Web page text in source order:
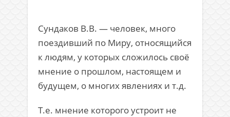
Сундаков В.В. — человек, много
поездивший по Миру, относящийся
к людям, у которых сложилось своё
мнение о прошлом, настоящем и
будущем, о многих явлениях и т.д.
Т.е. мнение которого устроит не